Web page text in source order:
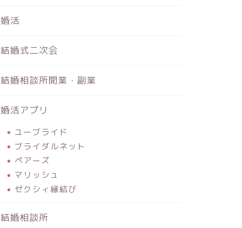
婚活
結婚式二次会
結婚相談所開業・副業
婚活アプリ
ユーブライド
ブライダルネット
ペアーズ
マリッシュ
ゼクシィ縁結び
結婚相談所